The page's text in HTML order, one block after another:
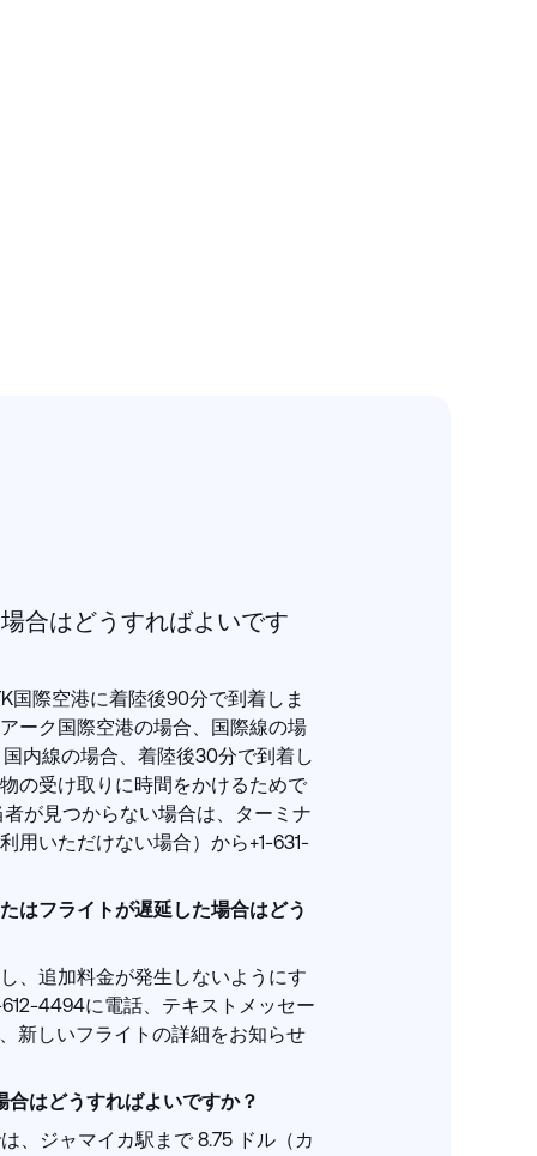
合はどうすればよいです
国際空港に着陸後90分で到着しま
ーク国際空港の場合、国際線の場
内線の場合、着陸後30分で到着し
の受け取りに時間をかけるためで
が見つからない場合は、ターミナ
用いただけない場合）から+1-631-
はフライトが遅延した場合はどう
、追加料金が発生しないようにす
4494に電話、テキストメッセー
新しいフライトの詳細をお知らせ
はどうすればよいですか？
、ジャマイカ駅まで 8.75 ドル（カ